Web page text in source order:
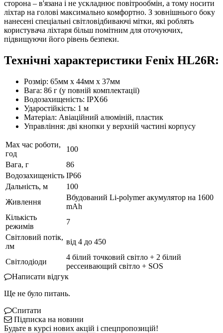
сторона – в'язана і не ускладнює повітрообмін, а тому носити
ліхтар на голові максимально комфортно. З зовнішнього боку
нанесені спеціальні світловідбиваючі мітки, які роблять
користувача ліхтаря більш помітним для оточуючих,
підвищуючи його рівень безпеки.
Технічні характеристики Fenix HL26R:
Розмір: 65мм х 44мм х 37мм
Вага: 86 г (у повній комплектації)
Водозахищеність: IPX66
Ударостійкість: 1 м
Матеріал: Авіаційний алюміній, пластик
Управління: дві кнопки у верхній частині корпусу
Max час роботи,
год
100
Вага, г
86
Водозахищеність IP66
Дальність, м
100
Живлення
Вбудований Li-polymer акумулятор на 1600
mAh
Кількість
режимів
7
Світловий потік,
лм
від 4 до 450
Світлодіоди
4 білий точковий світло + 2 білий
рессеивающий світло + SOS
Написати відгук
Ще не було питань.
Спитати
Підписка на новини
Будьте в курсі нових акцій і спецпропозицій!